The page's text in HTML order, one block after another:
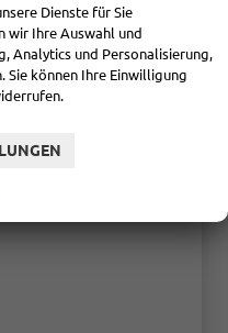
Dienste für Sie
wir Ihre Auswahl und
Analytics und Personalisierung,
Sie können Ihre Einwilligung